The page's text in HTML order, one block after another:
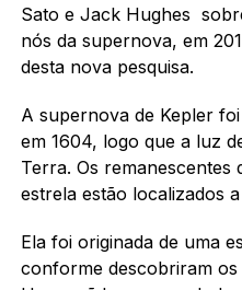
Sato e Jack Hughes
nós da supernova, em
desta nova pesquisa.
A supernova de Kepler
em 1604, logo que a luz
Terra. Os remanescentes
estrela estão localizados
Ela foi originada de uma
conforme descobriram os